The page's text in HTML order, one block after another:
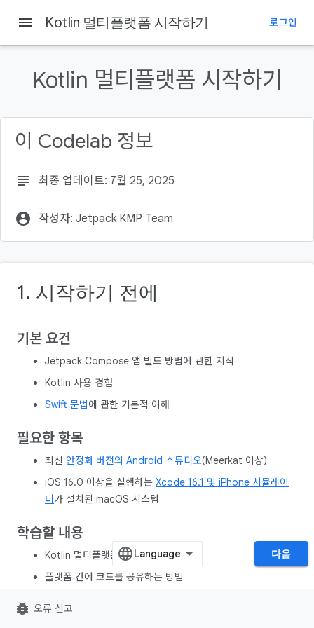
Android Developers
1. 시작하기 전에
기본 요건
학습할 내용
2. 설정
menu Kotlin 멀티플랫폼 시작하기 로그인
Kotlin 멀티플랫폼 시작하기
이 Codelab 정보
subject 최종 업데이트: 7월 25, 2025
account_circle 작성자: Jetpack KMP Team
1. 시작하기 전에
기본 요건
Jetpack Compose 앱 빌드 방법에 관한 지식
Kotlin 사용 경험
Swift 문법에 관한 기본적 이해
필요한 항목
최신 안정화 버전의 Android 스튜디오(Meerkat 이상)
iOS 16.0 이상을 실행하는 Xcode 16.1 및 iPhone 시뮬레이
터가 설치된 macOS 시스템
학습할 내용
Kotlin 멀티플랫폼의 기본사항 이해
플랫폼 간에 코드를 공유하는 방법
다음
bug_report 오류 신고